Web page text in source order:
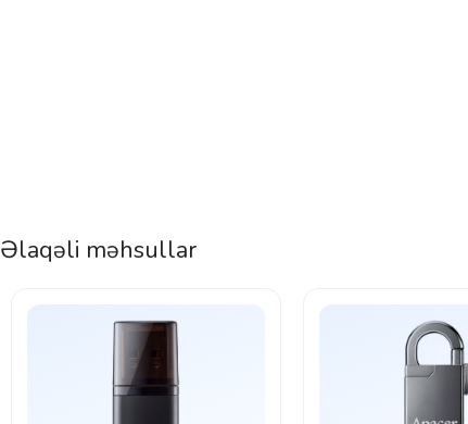
Əlaqəli məhsullar